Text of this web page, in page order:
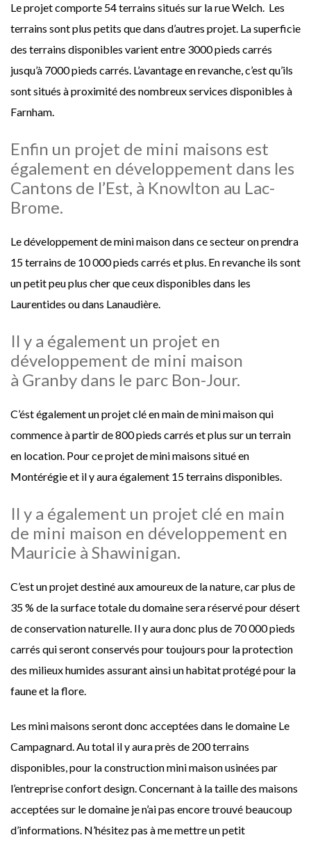
Le projet comporte 54 terrains situés sur la rue Welch. Les
terrains sont plus petits que dans d’autres projet. La superficie
des terrains disponibles varient entre 3000 pieds carrés
jusqu’à 7000 pieds carrés. L’avantage en revanche, c’est qu’ils
sont situés à proximité des nombreux services disponibles à
Farnham.
Enfin un projet de mini maisons est
également en développement dans les
Cantons de l’Est, à Knowlton au Lac-
Brome.
Le développement de mini maison dans ce secteur on prendra
15 terrains de 10 000 pieds carrés et plus. En revanche ils sont
un petit peu plus cher que ceux disponibles dans les
Laurentides ou dans Lanaudière.
Il y a également un projet en
développement de mini maison
à Granby dans le parc Bon-Jour.
C’ést également un projet clé en main de mini maison qui
commence à partir de 800 pieds carrés et plus sur un terrain
en location. Pour ce projet de mini maisons situé en
Montérégie et il y aura également 15 terrains disponibles.
Il y a également un projet clé en main
de mini maison en développement en
Mauricie à Shawinigan.
C’est un projet destiné aux amoureux de la nature, car plus de
35 % de la surface totale du domaine sera réservé pour désert
de conservation naturelle. Il y aura donc plus de 70 000 pieds
carrés qui seront conservés pour toujours pour la protection
des milieux humides assurant ainsi un habitat protégé pour la
faune et la flore.
Les mini maisons seront donc acceptées dans le domaine Le
Campagnard. Au total il y aura près de 200 terrains
disponibles, pour la construction mini maison usinées par
l’entreprise confort design. Concernant à la taille des maisons
acceptées sur le domaine je n’ai pas encore trouvé beaucoup
d’informations. N’hésitez pas à me mettre un petit